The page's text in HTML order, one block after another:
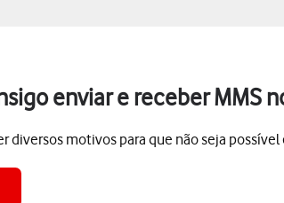
enviar e receber MMS
diversos motivos para que não seja